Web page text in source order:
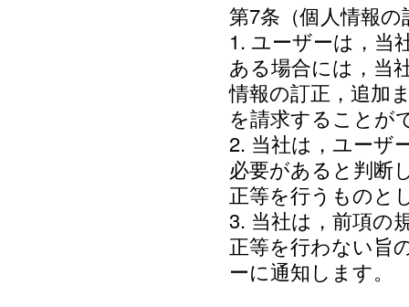
第7条（個人情報
1. ユーザーは，当
ある場合には，当
情報の訂正，追加
を請求することが
2. 当社は，ユーザ
必要があると判断
正等を行うものと
3. 当社は，前項の
正等を行わない旨
ーに通知します。